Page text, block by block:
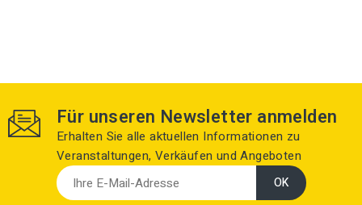
Für unseren Newsletter anmelden
Erhalten Sie alle aktuellen Informationen zu
Veranstaltungen, Verkäufen und Angeboten